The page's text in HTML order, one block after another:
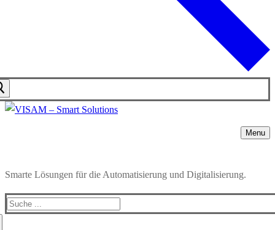
Menu
Smarte Lösungen für die Automatisierung und Digitalisierung.